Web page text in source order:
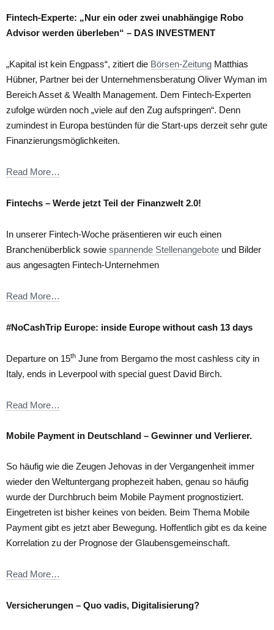
Fintech-Experte: „Nur ein oder zwei unabhängige Robo
Advisor werden überleben“ – DAS INVESTMENT
„Kapital ist kein Engpass“, zitiert die Börsen-Zeitung Matthias
Hübner, Partner bei der Unternehmensberatung Oliver Wyman im
Bereich Asset & Wealth Management. Dem Fintech-Experten
zufolge würden noch „viele auf den Zug aufspringen“. Denn
zumindest in Europa bestünden für die Start-ups derzeit sehr gute
Finanzierungsmöglichkeiten.
Read More…
Fintechs – Werde jetzt Teil der Finanzwelt 2.0!
In unserer Fintech-Woche präsentieren wir euch einen
Branchenüberblick sowie spannende Stellenangebote und Bilder
aus angesagten Fintech-Unternehmen
Read More…
#NoCashTrip Europe: inside Europe without cash 13 days
Departure on 15th June from Bergamo the most cashless city in
Italy, ends in Leverpool with special guest David Birch.
Read More…
Mobile Payment in Deutschland – Gewinner und Verlierer.
So häufig wie die Zeugen Jehovas in der Vergangenheit immer
wieder den Weltuntergang prophezeit haben, genau so häufig
wurde der Durchbruch beim Mobile Payment prognostiziert.
Eingetreten ist bisher keines von beiden. Beim Thema Mobile
Payment gibt es jetzt aber Bewegung. Hoffentlich gibt es da keine
Korrelation zu der Prognose der Glaubensgemeinschaft.
Read More…
Versicherungen – Quo vadis, Digitalisierung?